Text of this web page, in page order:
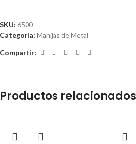
SKU: 6500
Categoría: Manijas de Metal
Compartir:
Productos relacionados